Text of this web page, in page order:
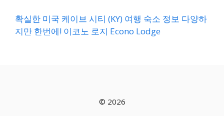
확실한 미국 케이브 시티 (KY) 여행 숙소 정보 다양하
지만 한번에! 이코노 로지 Econo Lodge
© 2026